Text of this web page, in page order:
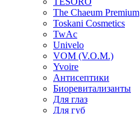
The Chaeum Premium
Toskani Cosmetics
TwAc
Univelo
VOM (V.O.M.)
Yvoire
Антисептики
Биоревитализанты
Для глаз
Для губ